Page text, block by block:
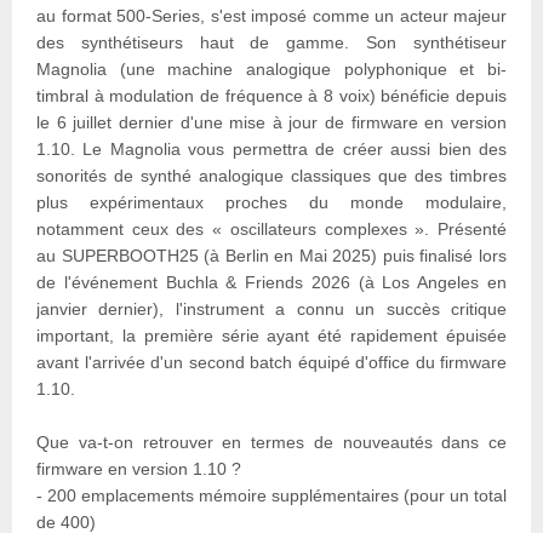
au format 500-Series, s'est imposé comme un acteur majeur
des synthétiseurs haut de gamme. Son synthétiseur
Magnolia (une machine analogique polyphonique et bi-
timbral à modulation de fréquence à 8 voix) bénéficie depuis
le 6 juillet dernier d'une mise à jour de firmware en version
1.10. Le Magnolia vous permettra de créer aussi bien des
sonorités de synthé analogique classiques que des timbres
plus expérimentaux proches du monde modulaire,
notamment ceux des « oscillateurs complexes ». Présenté
au SUPERBOOTH25 (à Berlin en Mai 2025) puis finalisé lors
de l'événement Buchla & Friends 2026 (à Los Angeles en
janvier dernier), l'instrument a connu un succès critique
important, la première série ayant été rapidement épuisée
avant l'arrivée d'un second batch équipé d'office du firmware
1.10.
Que va-t-on retrouver en termes de nouveautés dans ce
firmware en version 1.10 ?
- 200 emplacements mémoire supplémentaires (pour un total
de 400)